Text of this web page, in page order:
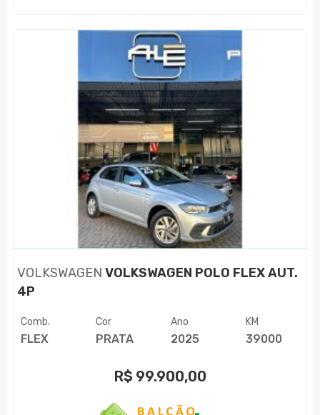
VOLKSWAGEN VOLKSWAGEN POLO FLEX AUT.
4P
Comb.
FLEX
Cor
PRATA
Ano
2025
KM
39000
R$ 99.900,00